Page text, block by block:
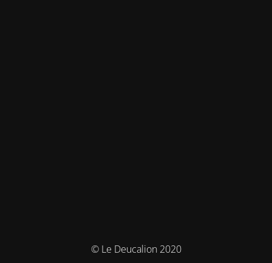
© Le Deucalion 2020